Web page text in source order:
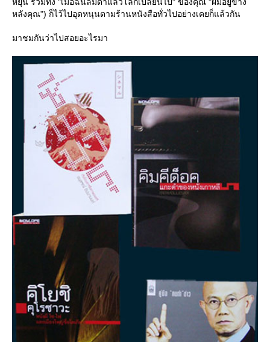
หลังคุณ") ก็ไว้ไปอุดหนุนตามร้านหนังสือทั่วไปอย่างเคยก็แล้วกัน
มาชมกันว่าไปสอยอะไรมา